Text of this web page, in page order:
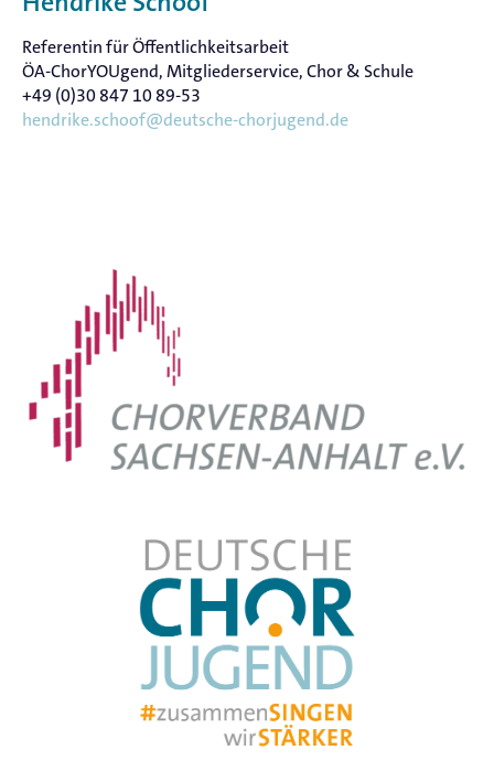
Referentin für Öffentlichkeitsarbeit
ÖA-ChorYOUgend, Mitgliederservice, Chor & Schule
+49 (0)30 847 10 89-53
hendrike.schoof@deutsche-chorjugend.de